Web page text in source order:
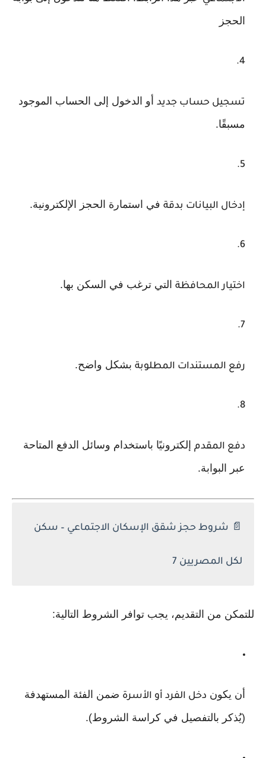
الحجز
تسجيل حساب جديد أو الدخول إلى الحساب الموجود
مسبقًا.
إدخال البيانات بدقة في استمارة الحجز الإلكترونية.
اختيار المحافظة التي ترغب في السكن بها.
رفع المستندات المطلوبة بشكل واضح.
دفع المقدم إلكترونيًا باستخدام وسائل الدفع المتاحة
عبر البوابة.
📄 شروط حجز شقق الإسكان الاجتماعي – سكن
لكل المصريين 7
للتمكن من التقديم، يجب توافر الشروط التالية:
أن يكون دخل الفرد أو الأسرة ضمن الفئة المستهدفة
(يُذكر بالتفصيل في كراسة الشروط).